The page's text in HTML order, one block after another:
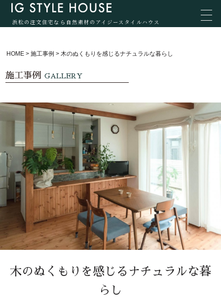
浜松の注文住宅なら自然素材のアイジースタイルハウス
HOME >施工事例 >木のぬくもりを感じるナチュラルな暮らし
施工事例 GALLERY
木のぬくもりを感じるナチュラルな暮
らし